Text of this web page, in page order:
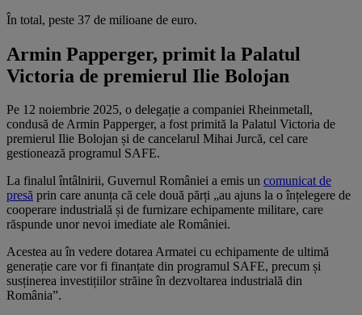
În total, peste 37 de milioane de euro.
Armin Papperger, primit la Palatul
Victoria de premierul Ilie Bolojan
Pe 12 noiembrie 2025, o delegație a companiei Rheinmetall,
condusă de Armin Papperger, a fost primită la Palatul Victoria de
premierul Ilie Bolojan și de cancelarul Mihai Jurcă, cel care
gestionează programul SAFE.
La finalul întâlnirii, Guvernul României a emis un comunicat de
presă prin care anunța că cele două părți „au ajuns la o înțelegere de
cooperare industrială și de furnizare echipamente militare, care
răspunde unor nevoi imediate ale României.
Acestea au în vedere dotarea Armatei cu echipamente de ultimă
generație care vor fi finanțate din programul SAFE, precum și
susținerea investițiilor străine în dezvoltarea industrială din
România”.